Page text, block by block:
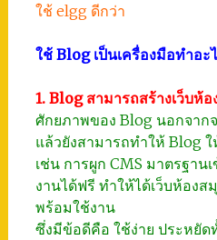
ใช้ elgg ดีกว่า
ใช้ Blog เป็นเครื่องมือทำอะ
1. Blog สามารถสร้างเว็บห้
ศักยภาพของ Blog นอกจาก
แล้วยังสามารถทำให้ Blog
เช่น การผูก CMS มาตรฐาน
งานได้ฟรี ทำให้ได้เว็บห้อง
พร้อมใช้งาน
ซึ่งมีข้อดีคือ ใช้ง่าย ประหยัด